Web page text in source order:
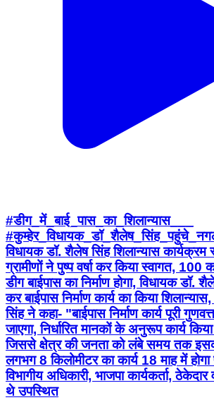
#डीग_में_बाई_पास_का_शिलान्यास___
विधायक डॉ. शैलेष सिंह शिलान्यास
ग्रामीणों ने पुष्प वर्षा कर किया स्वागत,
डीग बाईपास का निर्माण होगा, विधायक डॉ.
कर बाईपास निर्माण कार्य का किया
सिंह ने कहा- "बाईपास निर्माण कार्य पूरी
जाएगा, निर्धारित मानकों के अनुरूप कार्य
जिससे क्षेत्र की जनता को लंबे समय तक
लगभग 8 किलोमीटर का कार्य 18 माह में होगा
विभागीय अधिकारी, भाजपा कार्यकर्ता,
थे उपस्थित